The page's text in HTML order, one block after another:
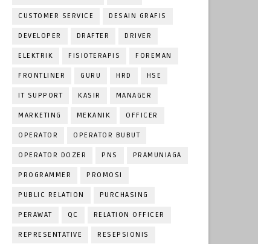
CUSTOMER SERVICE DESAIN GRAFIS
DEVELOPER DRAFTER DRIVER
ELEKTRIK FISIOTERAPIS FOREMAN
FRONTLINER GURU HRD HSE
IT SUPPORT KASIR MANAGER
MARKETING MEKANIK OFFICER
OPERATOR OPERATOR BUBUT
OPERATOR DOZER PNS PRAMUNIAGA
PROGRAMMER PROMOSI
PUBLIC RELATION PURCHASING
PERAWAT QC RELATION OFFICER
REPRESENTATIVE RESEPSIONIS